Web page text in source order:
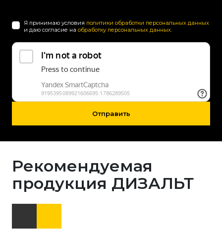
Я принимаю условия политики обработки персональных данных
и даю согласие на обработку персональных данных.
Отправить
Рекомендуемая
продукция ДИЗАЛЬТ